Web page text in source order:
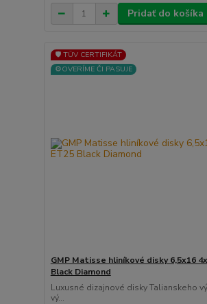
Pridať do košíka
🛡️ TÜV CERTIFIKÁT
⚙️OVERÍME ČI PASUJE
GMP Matisse hliníkové disky 6,5x16
Black Diamond
Luxusné dizajnové disky Talianskeho
vý...